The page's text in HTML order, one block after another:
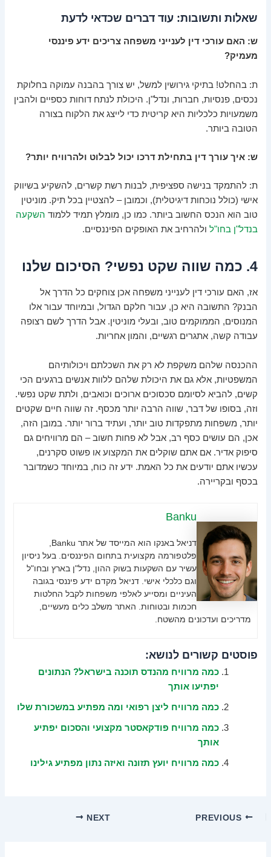
שאלות ותשובות: עוד דברים שכדאי לדעת
ש: האם עורכי דין לענייני משפחה צריכים ידע פיננסי
מעמיק?
ת: בהחלט! בתיקי גירושין למשל, יש צורך בהבנה עמוקה בחלוקת
נכסים, פנסיות, חברות, ונדל"ן. היכולת לנתח דוחות כספיים ולהבין
משמעויות כלכליות היא קריטית כדי לייצג את הלקוח בצורה
הטובה ביותר.
ש: איך עורך דין בתחילת דרכו יכול לבלוט ולהרוויח יותר?
ת: להתמקד בנישה ספציפית, לבנות רשת קשרים, להשקיע בשיווק
אישי (כולל נוכחות דיגיטלית), וכמובן – להצטיין בכל תיק. מוניטין
טוב הוא הנכס החשוב ביותר. כמו כן, מומלץ תמיד ללמוד השקעה
בנדל"ן בחו"ל ולהרחיב את האופקים הפיננסיים.
4. כמה שווה שקט נפשי? הסיכום שלנו
אז, האם עורכי דין לענייני משפחה אכן צוחקים כל הדרך אל
הבנק? התשובה היא כן, עבור חלקם הגדול, ובמיוחד עבור אלו
המנוסים, הממוקמים טוב, ובעלי מוניטין. אבל הדרך לשם רצופה
עבודה קשה, אתגרים רגשיים, והמון אחריות.
ההכנסה שלהם משקפת לא רק את השכלתם ויכולותיהם
המשפטיות, אלא גם את היכולת שלהם ללוות אנשים ברגעים הכי
קשים, להביא לסיומם סכסוכים ארוכים וכואבים, ולתת שקט נפשי.
וזה, בסופו של דבר, שווה הרבה יותר מכסף. זה שווה חיים שקטים
יותר, משפחות מתפקדות טוב יותר, ועתיד ברור יותר. במובן הזה,
אכן, הם עושים כסף רב, אבל לא פחות חשוב – הם מרוויחים גם
סיפוק אדיר. אם אתם שוקלים את המקצוע או פשוט סקרנים,
עכשיו אתם יודעים את כל האמת. ידע זה כוח, במיוחד כשמדובר
בכסף ובקריירה.
Banku
פלטפורמה מקצועית בתחום הפיננסים. בעל ניסיון
עשיר עם השקעות בשוק ההון, נדל"ן בארץ ובחו"ל
וגם כלכלי אישי. דניאל מקדם ידע פיננסי בגובה
העיניים ומסייע לאלפי משפחות לקבל החלטות
חכמות ובטוחות. האתר משלב כלים מעשיים,
מדריכים ועדכונים מהשטח.
פוסטים קשורים לנושא:
כמה מרוויח מהנדס תוכנה בישראל? הנתונים
יפתיעו אותך
כמה מרוויח ליצן רפואי ומה מפתיע במשכורת שלו
כמה מרוויח פודקאסטר מקצועי והסכום יפתיע
אותך
כמה מרוויח יועץ תזונה ואיזה נתון מפתיע גילינו
NEXT